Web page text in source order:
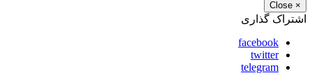
×
Close
اشتراک گذاری
facebook
twitter
telegram